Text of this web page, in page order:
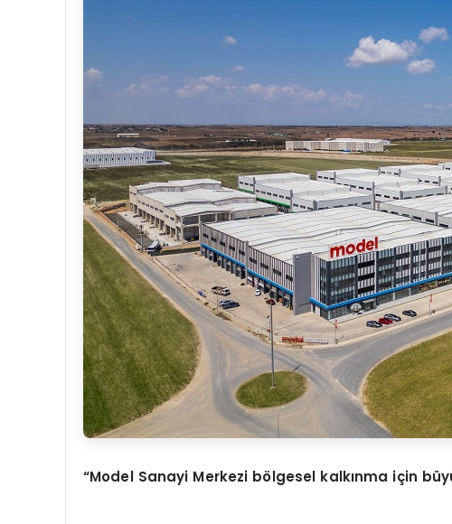
“Model Sanayi Merkezi bölgesel kalkınma için